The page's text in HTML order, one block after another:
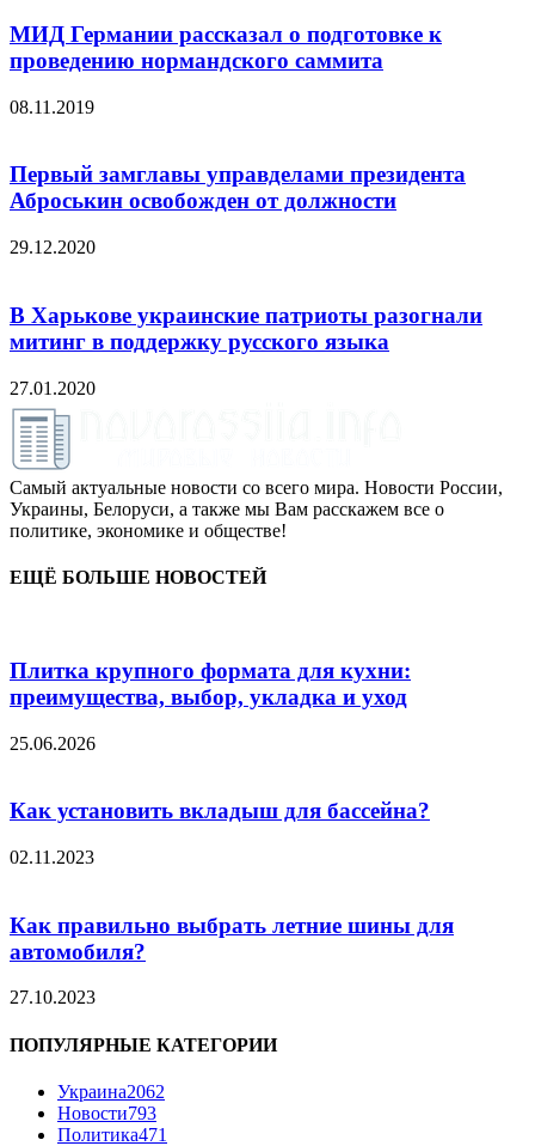
МИД Германии рассказал о подготовке к
проведению нормандского саммита
08.11.2019
Первый замглавы управделами президента
Аброськин освобожден от должности
29.12.2020
В Харькове украинские патриоты разогнали
митинг в поддержку русского языка
27.01.2020
Самый актуальные новости со всего мира. Новости России,
Украины, Белоруси, а также мы Вам расскажем все о
политике, экономике и обществе!
ЕЩЁ БОЛЬШЕ НОВОСТЕЙ
Плитка крупного формата для кухни:
преимущества, выбор, укладка и уход
25.06.2026
Как установить вкладыш для бассейна?
02.11.2023
Как правильно выбрать летние шины для
автомобиля?
27.10.2023
ПОПУЛЯРНЫЕ КАТЕГОРИИ
Украина2062
Новости793
Политика471